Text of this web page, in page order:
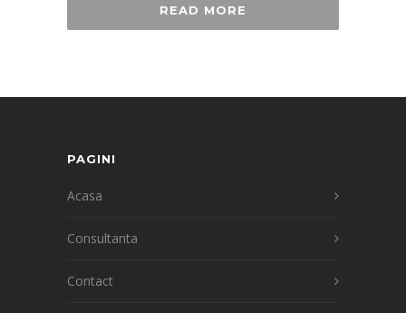
READ MORE
PAGINI
Acasa
Consultanta
Contact